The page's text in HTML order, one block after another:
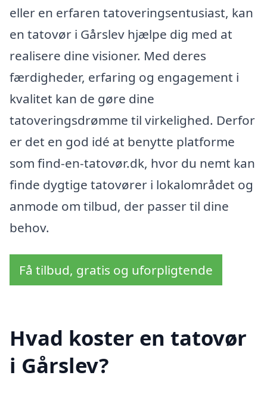
eller en erfaren tatoveringsentusiast, kan
en tatovør i Gårslev hjælpe dig med at
realisere dine visioner. Med deres
færdigheder, erfaring og engagement i
kvalitet kan de gøre dine
tatoveringsdrømme til virkelighed. Derfor
er det en god idé at benytte platforme
som find-en-tatovør.dk, hvor du nemt kan
finde dygtige tatovører i lokalområdet og
anmode om tilbud, der passer til dine
behov.
Få tilbud, gratis og uforpligtende
Hvad koster en tatovør
i Gårslev?